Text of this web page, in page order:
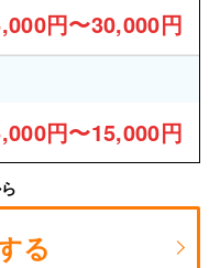
円〜30,000円
円〜15,000円
る